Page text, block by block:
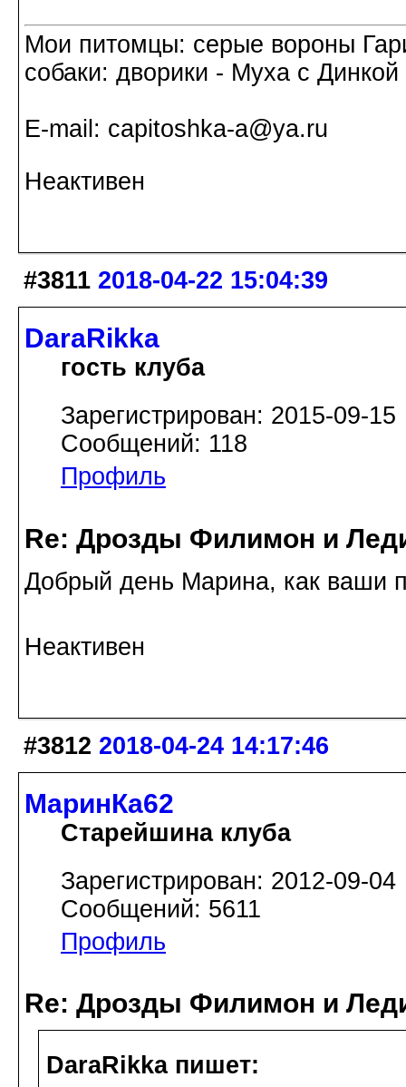
Мои питомцы: серые вороны
собаки: дворики - Муха с Динкой
Е-mail: capitoshka-a@ya.ru
Неактивен
#3811 2018-04-22 15:04:39
DaraRikka
гость клуба
Зарегистрирован: 2015-09-15
Сообщений: 118
Профиль
Re: Дрозды Филимон и
Добрый день Марина, как ваши
Неактивен
#3812 2018-04-24 14:17:46
МаринКа62
Старейшина клуба
Зарегистрирован: 2012-09-04
Сообщений: 5611
Профиль
Re: Дрозды Филимон и
DaraRikka пишет: